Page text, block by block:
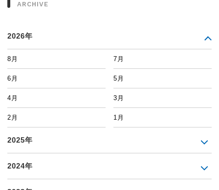
ARCHIVE
2026年
8月 7月
6月 5月
4月 3月
2月 1月
2025年
2024年